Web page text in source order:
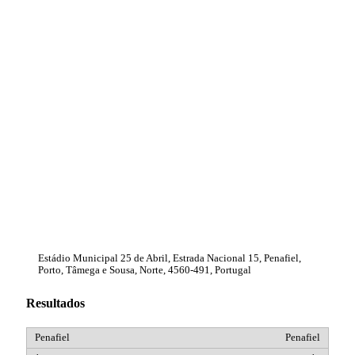
Estádio Municipal 25 de Abril, Estrada Nacional 15, Penafiel,
Porto, Tâmega e Sousa, Norte, 4560-491, Portugal
Resultados
Penafiel